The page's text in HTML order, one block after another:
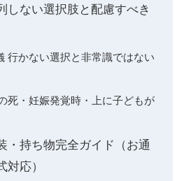
しない選択肢と配慮すべき
行かない選択と非常識ではない
死・妊娠発覚時・上に子どもが
・持ち物完全ガイド（お通
対応）